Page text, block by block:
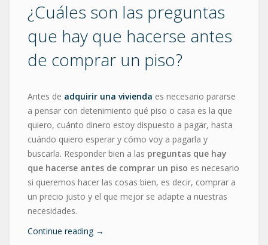
¿Cuáles son las preguntas
que hay que hacerse antes
de comprar un piso?
Antes de adquirir una vivienda es necesario pararse
a pensar con detenimiento qué piso o casa es la que
quiero, cuánto dinero estoy dispuesto a pagar, hasta
cuándo quiero esperar y cómo voy a pagarla y
buscarla. Responder bien a las preguntas que hay
que hacerse antes de comprar un piso es necesario
si queremos hacer las cosas bien, es decir, comprar a
un precio justo y el que mejor se adapte a nuestras
necesidades.
Continue reading →